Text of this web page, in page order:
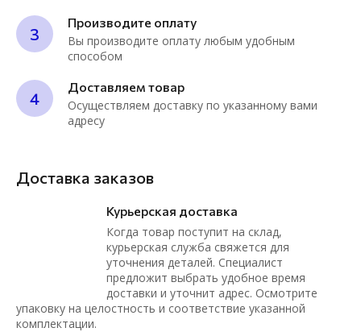
3
Производите оплату
Вы производите оплату любым удобным
способом
4
Доставляем товар
Осуществляем доставку по указанному вами
адресу
Доставка заказов
Курьерская доставка
Когда товар поступит на склад,
курьерская служба свяжется для
уточнения деталей. Специалист
предложит выбрать удобное время
доставки и уточнит адрес. Осмотрите
упаковку на целостность и соответствие указанной
комплектации.